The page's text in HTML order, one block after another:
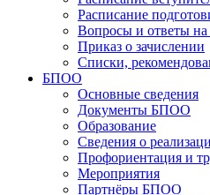
Расписание
Вопросы и ответы
Приказ о зачислении
Списки,
БПОО
Основные сведения
Документы БПОО
Образование
Сведения о
Профориентация и
Мероприятия
Партнёры БПОО